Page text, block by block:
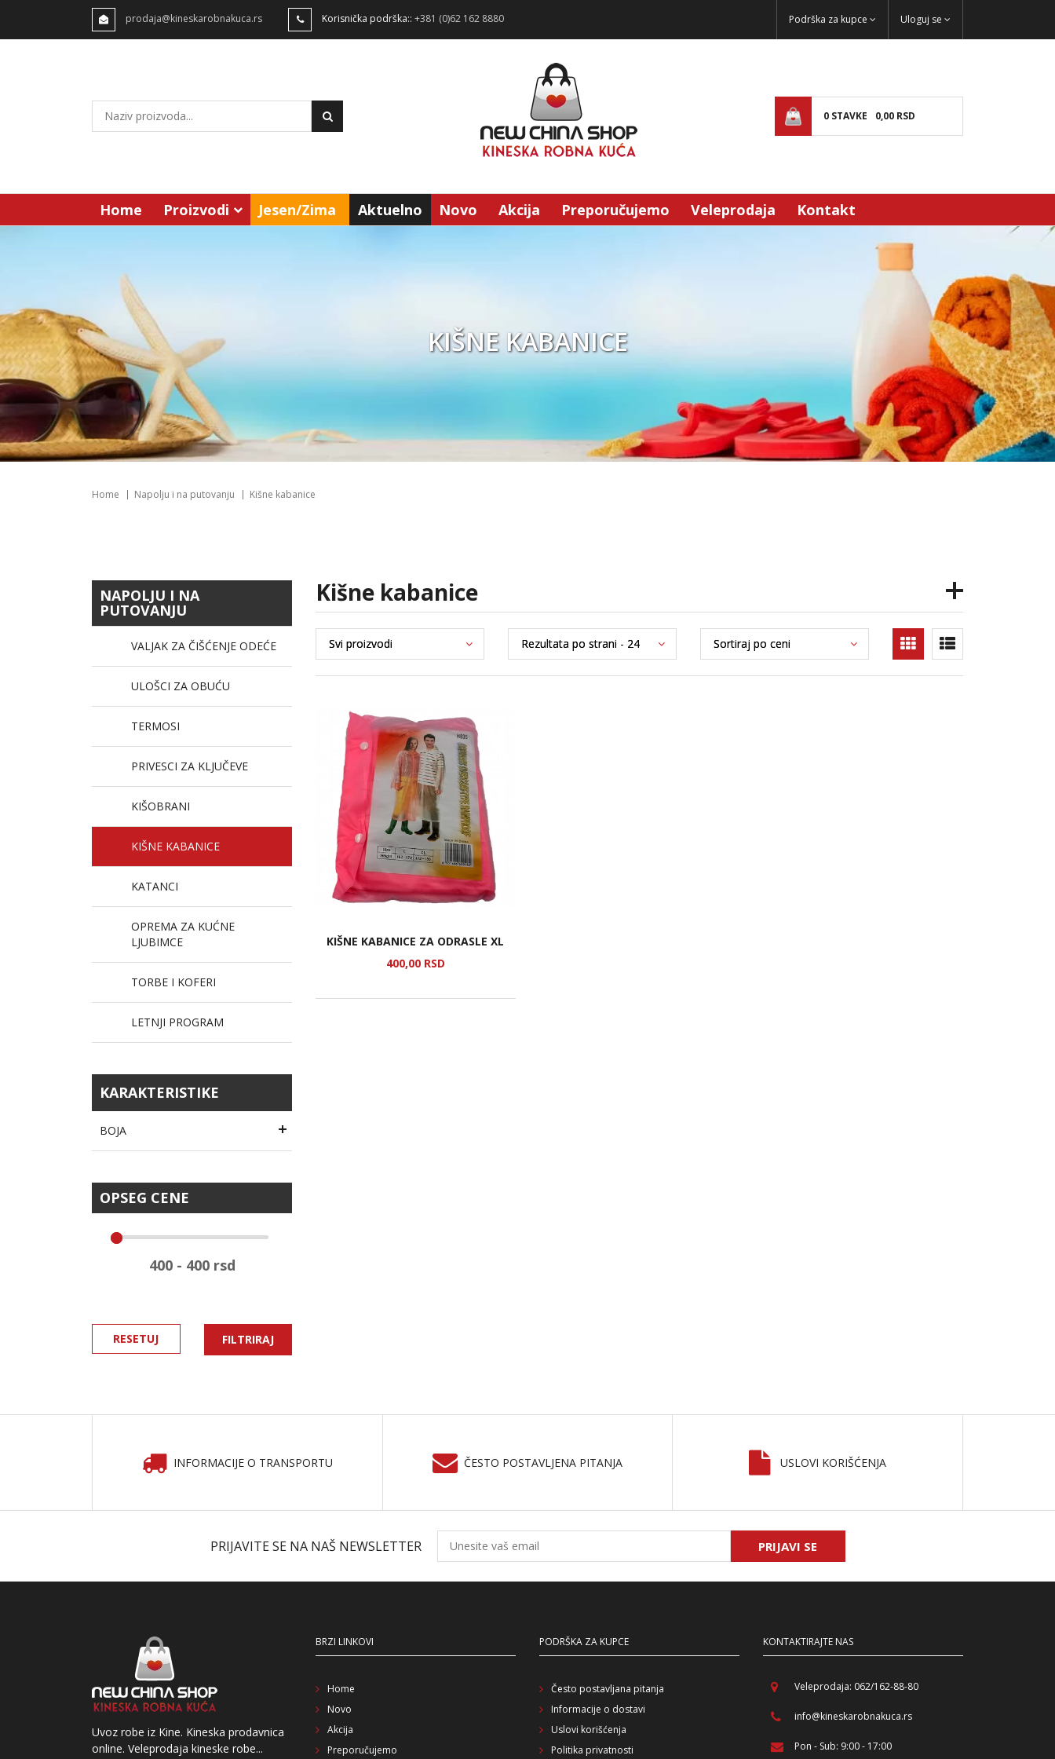
prodaja@kineskarobnakuca.rs Korisnička podrška:: +381 (0)62 162 8880 Podrška za kupce Uloguj se
0 STAVKE 0,00 RSD
Home Proizvodi Jesen/Zima Aktuelno Novo Akcija Preporučujemo Veleprodaja Kontakt
KIŠNE KABANICE
Home Napolju i na putovanju Kišne kabanice
NAPOLJU I NA
PUTOVANJU
VALJAK ZA ČIŠĆENJE ODEĆE
ULOŠCI ZA OBUĆU
TERMOSI
PRIVESCI ZA KLJUČEVE
KIŠOBRANI
KIŠNE KABANICE
KATANCI
OPREMA ZA KUĆNE
LJUBIMCE
TORBE I KOFERI
LETNJI PROGRAM
KARAKTERISTIKE
BOJA
OPSEG CENE
RESETUJ FILTRIRAJ
kišne kabanice
KIŠNE KABANICE ZA ODRASLE XL
400,00 RSD
INFORMACIJE O TRANSPORTU ČESTO POSTAVLJENA PITANJA USLOVI KORIŠĆENJA
PRIJAVITE SE NA NAŠ NEWSLETTER PRIJAVI SE
Uvoz robe iz Kine. Kineska prodavnica
online. Veleprodaja kineske robe...
BRZI LINKOVI
Home
Novo
Akcija
Preporučujemo
PODRŠKA ZA KUPCE
Često postavljana pitanja
Informacije o dostavi
Uslovi korišćenja
Politika privatnosti
KONTAKTIRAJTE NAS
Veleprodaja: 062/162-88-80
info@kineskarobnakuca.rs
Pon - Sub: 9:00 - 17:00